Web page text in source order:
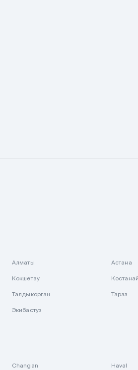
Алматы Астана
Кокшетау Костанай
Талдыкорган Тараз
Экибастуз
Changan Haval